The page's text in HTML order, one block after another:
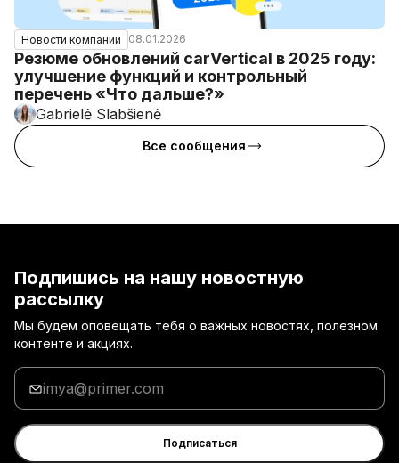
Новости компании 08.01.2026
Резюме обновлений carVertical в 2025 году:
улучшение функций и контрольный
перечень «Что дальше?»
Gabrielė Slabšienė
Все сообщения
Подпишись на нашу новостную
рассылку
Мы будем оповещать тебя о важных новостях, полезном
контенте и акциях.
Введи
адрес
электронной
почты
Подписаться